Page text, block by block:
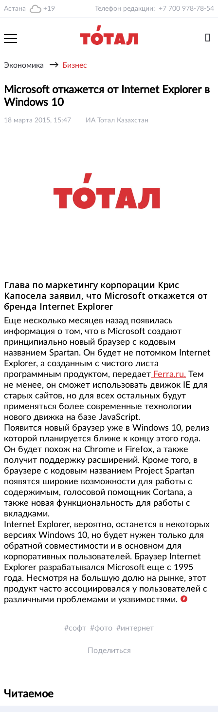
Астана +19 Телефон редакции: +7 700 978-78-54
Экономика → Бизнес
Microsoft откажется от Internet Explorer в
Windows 10
18 марта 2015, 15:47 ИА Тотал Казахстан
Глава по маркетингу корпорации Крис
Капосела заявил, что Microsoft откажется от
бренда Internet Explorer
Еще несколько месяцев назад появилась
информация о том, что в Microsoft создают
принципиально новый браузер с кодовым
названием Spartan. Он будет не потомком Internet
Explorer, а созданным с чистого листа
программным продуктом, передает Ferra.ru. Тем
не менее, он сможет использовать движок IE для
старых сайтов, но для всех остальных будут
применяться более современные технологии
нового движка на базе JavaScript.
Появится новый браузер уже в Windows 10, релиз
которой планируется ближе к концу этого года.
Он будет похож на Chrome и Firefox, а также
получит поддержку расширений. Кроме того, в
браузере с кодовым названием Project Spartan
появятся широкие возможности для работы с
содержимым, голосовой помощник Cortana, а
также новая функциональность для работы с
вкладками.
Internet Explorer, вероятно, останется в некоторых
версиях Windows 10, но будет нужен только для
обратной совместимости и в основном для
корпоративных пользователей. Браузер Internet
Explorer разрабатывался Microsoft еще с 1995
года. Несмотря на большую долю на рынке, этот
продукт часто ассоциировался у пользователей с
различными проблемами и уязвимостями.
софт фото интернет
Поделиться
Читаемое